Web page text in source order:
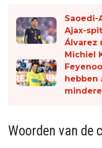
Saoedi-
Ajax-
Álvarez
Michiel
hebben
Woorden van de